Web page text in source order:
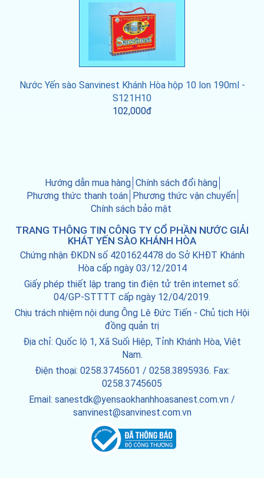
Nước Yến sào Sanvinest Khánh Hòa hộp 10 lon 190ml -
S121H10
102,000đ
Hướng dẫn mua hàng Chính sách đổi hàng
Phương thức thanh toán
Phương thức vận chuyển
Chính sách bảo mật
TRANG THÔNG TIN CÔNG TY CỔ PHẦN NƯỚC GIẢI
KHÁT YẾN SÀO KHÁNH HÒA
Chứng nhận ĐKDN số 4201624478 do Sở KHĐT Khánh
Hòa cấp ngày 03/12/2014
Giấy phép thiết lập trang tin điện tử trên internet số:
04/GP-STTTT cấp ngày 12/04/2019.
Chịu trách nhiệm nội dung Ông Lê Đức Tiến - Chủ tịch Hội
đồng quản trị
Địa chỉ: Quốc lộ 1, Xã Suối Hiệp, Tỉnh Khánh Hòa, Việt
Nam.
Điện thoại: 0258.3745601 / 0258.3895936. Fax:
0258.3745605
Email: sanestdk@yensaokhanhhoasanest.com.vn /
sanvinest@sanvinest.com.vn